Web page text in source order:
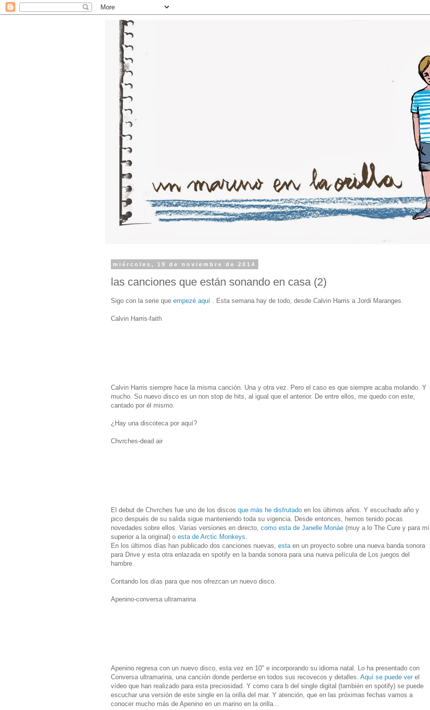
miércoles, 19 de noviembre de 2014
las canciones que están sonando en casa (2)
Sigo con la serie que empezé aquí . Esta semana hay de todo, desde Calvin Harris a Jordi Maranges.
Calvin Harris-faith
Calvin Harris siempre hace la misma canción. Una y otra vez. Pero el caso es que siempre acaba molando. Y
mucho. Su nuevo disco es un non stop de hits, al igual que el anterior. De entre ellos, me quedo con este,
cantado por él mismo.
¿Hay una discoteca por aquí?
Chvrches-dead air
El debut de Chvrches fue uno de los discos que más he disfrutado en los últimos años. Y escuchado año y
pico después de su salida sigue manteniendo toda su vigencia. Desde entonces, hemos tenido pocas
novedades sobre ellos. Varias versiones en directo, como esta de Janelle Monáe (muy a lo The Cure y para mí
superior a la original) o esta de Arctic Monkeys
En los últimos días han publicado dos canciones nuevas, esta en un proyecto sobre una nueva banda sonora
para Drive y esta otra enlazada en spotify en la banda sonora para una nueva película de Los juegos del
hambre.
Contando los días para que nos ofrezcan un nuevo disco.
Apenino-conversa ultramarina
Apenino regresa con un nuevo disco, esta vez en 10" e incorporando su idioma natal. Lo ha presentado con
Conversa ultramarina, una canción donde perderse en todos sus recovecos y detalles. Aquí se puede ver el
vídeo que han realizado para esta preciosidad. Y como cara b del single digital (también en spotify) se puede
escuchar una versión de este single en la orilla del mar. Y atención, que en las próximas fechas vamos a
conocer mucho más de Apenino en un marino en la orilla...